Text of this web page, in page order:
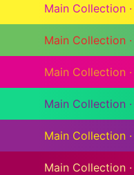
Main Collection ·
Main Collection ·
Main Collection ·
Main Collection ·
Main Collection ·
Main Collection ·